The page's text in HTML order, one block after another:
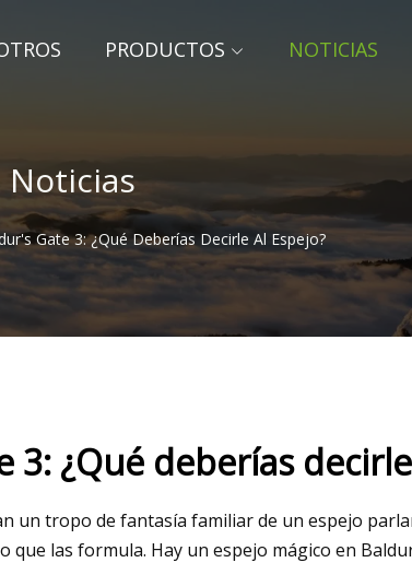
PRODUCTOS NOTICIAS
Noticias
Gate 3: ¿Qué Deberías Decirle Al Espejo?
3: ¿Qué deberías
un tropo de fantasía familiar de un espejo
que las formula. Hay un espejo mágico en